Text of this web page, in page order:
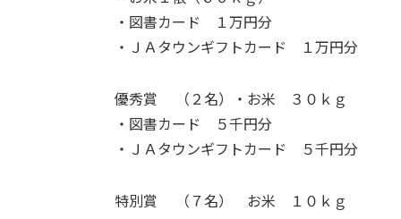
・図書カード １万円分
・ＪＡタウンギフトカード １万円分
優秀賞 （２名）・お米 ３０ｋｇ
・図書カード ５千円分
・ＪＡタウンギフトカード ５千円分
特別賞 （７名） お米 １０ｋｇ